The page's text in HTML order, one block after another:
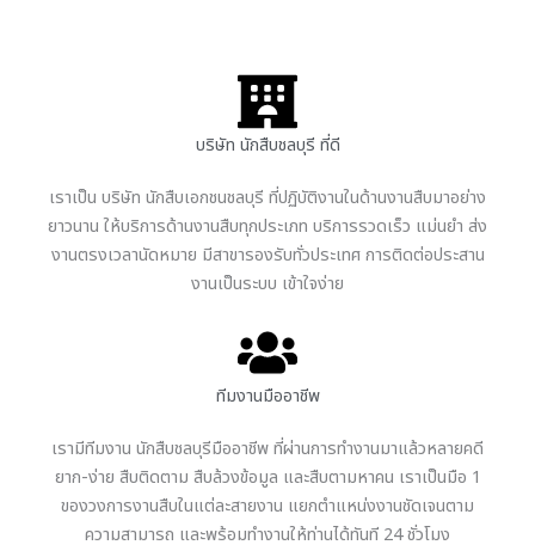
บริษัท นักสืบชลบุรี ที่ดี
เราเป็น บริษัท นักสืบเอกชนชลบุรี ที่ปฏิบัติงานในด้านงานสืบมาอย่าง
ยาวนาน ให้บริการด้านงานสืบทุกประเภท บริการรวดเร็ว แม่นยำ ส่ง
งานตรงเวลานัดหมาย มีสาขารองรับทั่วประเทศ การติดต่อประสาน
งานเป็นระบบ เข้าใจง่าย
ทีมงานมืออาชีพ
เรามีทีมงาน นักสืบชลบุรีมืออาชีพ ที่ผ่านการทำงานมาแล้วหลายคดี
ยาก-ง่าย สืบติดตาม สืบล้วงข้อมูล และสืบตามหาคน เราเป็นมือ 1
ของวงการงานสืบในแต่ละสายงาน แยกตำแหน่งงานชัดเจนตาม
ความสามารถ และพร้อมทำงานให้ท่านได้ทันที 24 ชั่วโมง